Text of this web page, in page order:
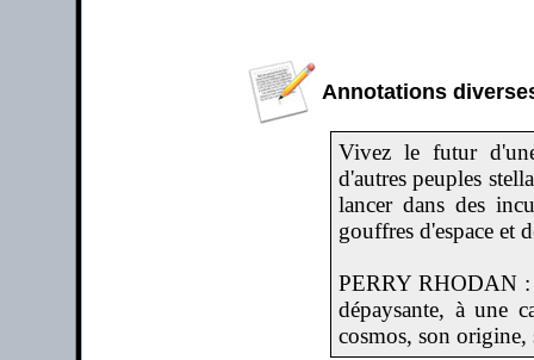
Annotations
Vivez le futur
d'autres peuples
lancer dans des
gouffres d'espace et
PERRY RHODAN :
dépaysante, à une
cosmos, son